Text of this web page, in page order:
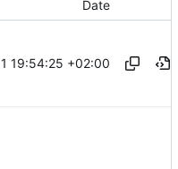
Date
19:54:25 +02:00